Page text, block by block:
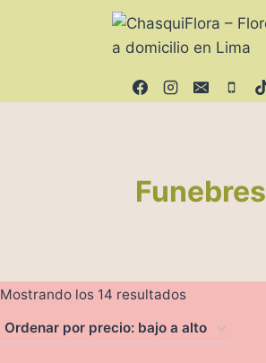
Funebres
Mostrando los 14 resultadosOrdenado
por
precio: